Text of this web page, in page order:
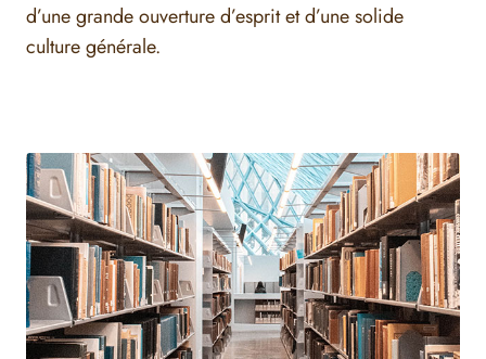
d’une grande ouverture d’esprit et d’une solide
culture générale.